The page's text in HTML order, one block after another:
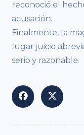
reconoció el
acusación.
Finalmente, la
lugar juicio
serio y razonable.